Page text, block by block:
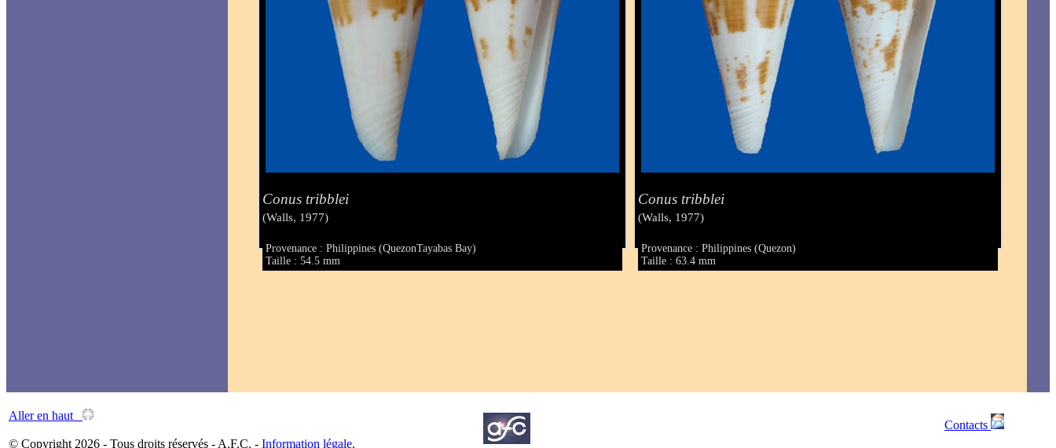
Conus tribblei
(Walls, 1977)
Provenance : Philippines (QuezonTayabas Bay)
Taille : 54.5 mm
Conus tribblei
(Walls, 1977)
Provenance : Philippines (Quezon)
Taille : 63.4 mm
Aller en haut
© Copyright 2026 - Tous droits réservés - A.F.C. - Information légale.
Contacts